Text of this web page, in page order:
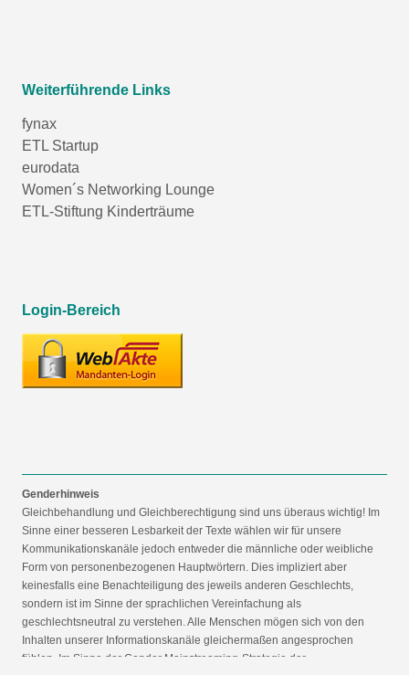
Weiterführende Links
fynax
ETL Startup
eurodata
Women´s Networking Lounge
ETL-Stiftung Kinderträume
Login-Bereich
Genderhinweis
Gleichbehandlung und Gleichberechtigung sind uns überaus wichtig! Im
Sinne einer besseren Lesbarkeit der Texte wählen wir für unsere
Kommunikationskanäle jedoch entweder die männliche oder weibliche
Form von personenbezogenen Hauptwörtern. Dies impliziert aber
keinesfalls eine Benachteiligung des jeweils anderen Geschlechts,
sondern ist im Sinne der sprachlichen Vereinfachung als
geschlechtsneutral zu verstehen. Alle Menschen mögen sich von den
Inhalten unserer Informationskanäle gleichermaßen angesprochen
fühlen. Im Sinne der Gender Mainstreaming-Strategie der